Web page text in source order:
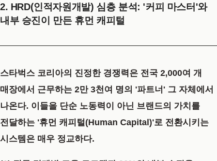
2. HRD(인적자원개발) 심층 분석: '커피 마스터'와
내부 승진이 만든 휴먼 캐피털
스타벅스 코리아의 진정한 경쟁력은 전국 2,000여 개
매장에서 근무하는 2만 3천여 명의 '파트너' 그 자체에서
나온다. 이들을 단순 노동력이 아닌 브랜드의 가치를
전달하는 '휴먼 캐피털(Human Capital)'로 전환시키는
시스템은 매우 정교하다.